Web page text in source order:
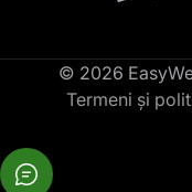
© 2026
Termeni și